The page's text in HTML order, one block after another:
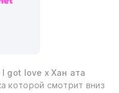
got love x Хан ата
которой смотрит вниз